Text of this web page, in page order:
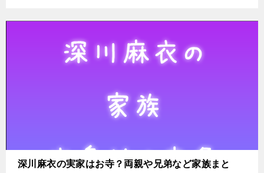
深川麻衣の実家はお寺？両親や兄弟など家族まと